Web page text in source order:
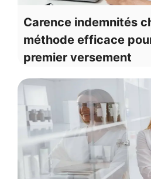
Carence indemnités
méthode efficace
premier versement